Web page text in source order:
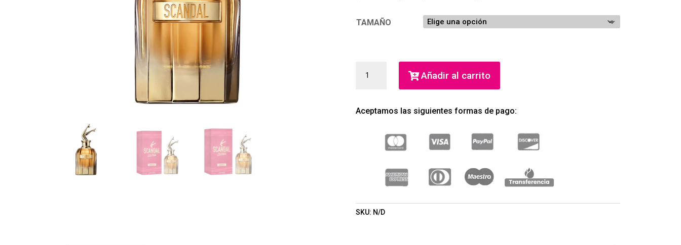
TAMAÑO
ABSOLU
PAUL
(MUJER)
CANTIDAD
Añadir al carrito
Aceptamos las siguientes formas de pago:
SKU: N/D